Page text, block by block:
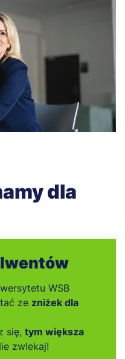
dla
WSB
ze zniżek dla
się, tym większa
zwlekaj!